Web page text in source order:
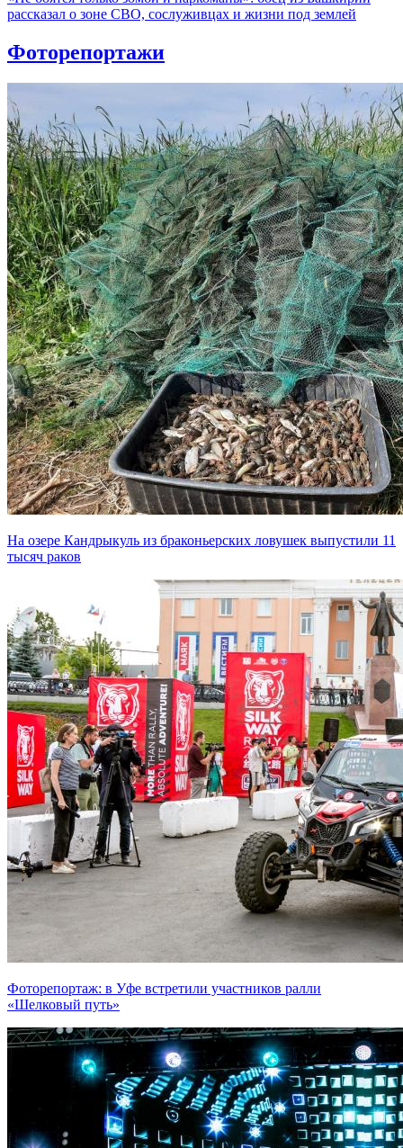
рассказал о зоне СВО, сослуживцах и жизни под землей
Фоторепортажи
На озере Кандрыкуль из браконьерских ловушек выпустили 11
тысяч раков
Фоторепортаж: в Уфе встретили участников ралли
«Шелковый путь»